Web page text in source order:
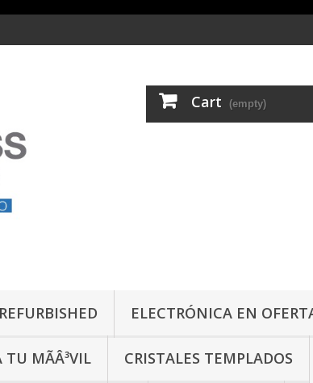
Cart (empty)
ELECTRÓNICA EN
MÃÂ³VIL CRISTALES TEMPLADOS